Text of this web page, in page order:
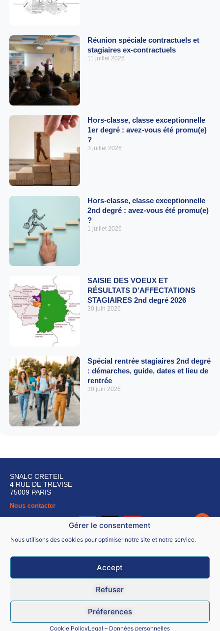
Gérer le consentement
Nous utilisons des cookies pour optimiser notre site et notre service.
Accept
Refuser
Préferences
Cookie PolicyLegal – Données personnelles
Réunion spéciale contractuels et
stagiaires ex-contractuels
11 juillet 2026
Hors-classe, classe exceptionnelle
1er degré : avez-vous été promu(e)
?
3 juillet 2026
Hors-classe, classe exceptionnelle
2nd degré : avez-vous été promu(e)
?
1 juillet 2026
SAISIE DES VOEUX ET
RÉSULTATS D’AFFECTATIONS
STAGIAIRES 2nd degré 2026
30 juin 2026
Spécial rentrée stagiaires 2nd degré
: démarches, guide, dates et lieu de
rentrée
30 juin 2026
SNALC CRETEIL
4 RUE DE TREVISE
75009 PARIS
Nous contacter